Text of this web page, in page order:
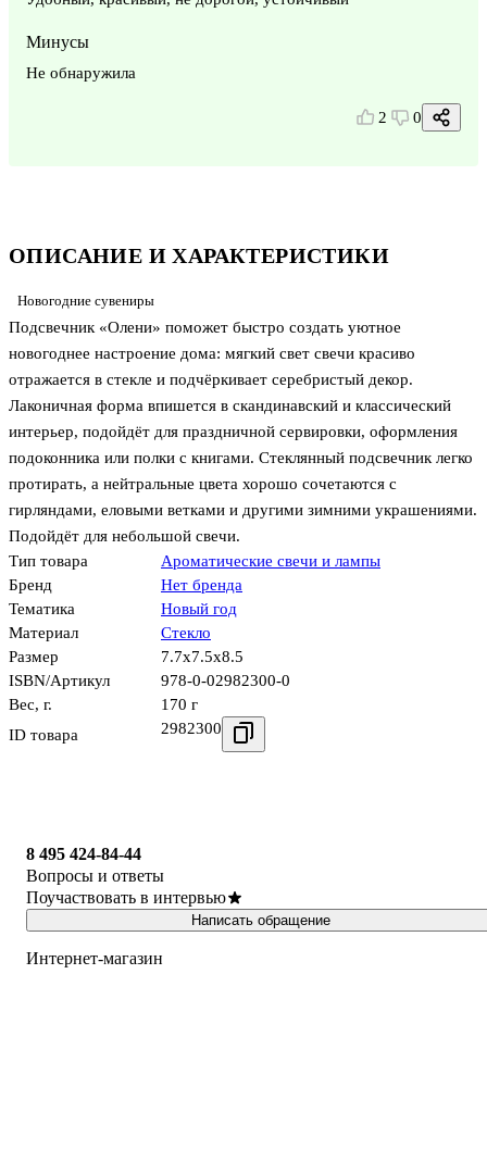
ОПИСАНИЕ И ХАРАКТЕРИСТИКИ
Новогодние сувениры
Подсвечник «Олени» поможет быстро создать уютное
новогоднее настроение дома: мягкий свет свечи красиво
отражается в стекле и подчёркивает серебристый декор.
Лаконичная форма впишется в скандинавский и классический
интерьер, подойдёт для праздничной сервировки, оформления
подоконника или полки с книгами. Стеклянный подсвечник легко
протирать, а нейтральные цвета хорошо сочетаются с
гирляндами, еловыми ветками и другими зимними украшениями.
Подойдёт для небольшой свечи.
Тип товара
Ароматические свечи и лампы
Бренд
Нет бренда
Тематика
Новый год
Материал
Стекло
Размер
7.7x7.5x8.5
ISBN/Артикул
978-0-02982300-0
Вес, г.
170 г
ID товара
2982300
Минусы
Не обнаружила
2 0
8 495 424-84-44
Вопросы и ответы
Поучаствовать в интервью
Написать обращение
Интернет-магазин